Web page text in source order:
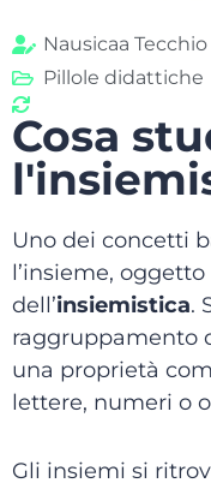
Nausicaa Tecchio
Pillole didattiche
Cosa
Uno dei concetti
l’insieme,
dell’insiemistica.
raggruppamento
una proprietà
lettere, numeri o
Gli insiemi si